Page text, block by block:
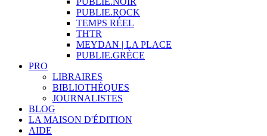
PUBLIE.ROCK
TEMPS RÉEL
THTR
MEYDAN | LA PLACE
PUBLIE.GRÈCE
PRO
LIBRAIRES
BIBLIOTHÈQUES
JOURNALISTES
BLOG
LA MAISON D'ÉDITION
AIDE